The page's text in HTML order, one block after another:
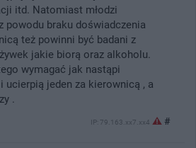
itd. Natomiast młodzi
powodu braku doświadczenia
też powinni być badani z
jakie biorą oraz alkoholu.
wymagać jak nastąpi
ucierpią jeden za kierownicą , a
.
IP: 79.163.xx7.xx4 #